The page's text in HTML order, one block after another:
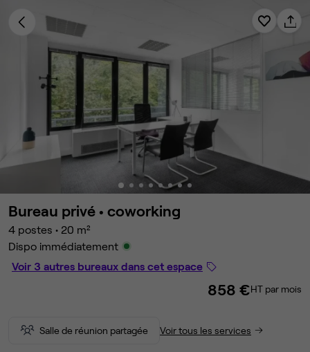
Bureau privé • coworking
4 postes • 20 m²
Dispo immédiatement
Voir 3 autres bureaux dans cet espace
858 €HT par mois
Salle de réunion partagée Voir tous les services